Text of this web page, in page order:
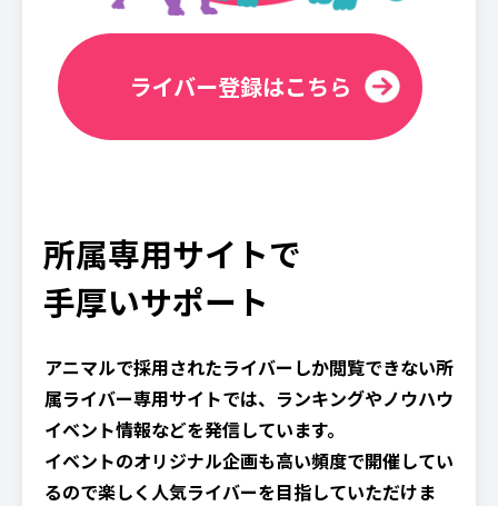
ライバー登録はこちら
所属専用サイトで
手厚いサポート
アニマルで採用されたライバーしか閲覧できない所
属ライバー専用サイトでは、ランキングやノウハウ
イベント情報などを発信しています。
イベントのオリジナル企画も高い頻度で開催してい
るので楽しく人気ライバーを目指していただけま